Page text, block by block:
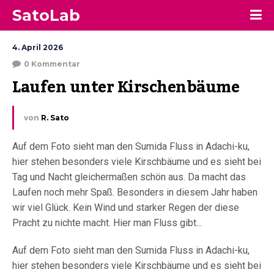
SatoLab
4. April 2026
0 Kommentar
Laufen unter Kirschenbäume
von R. Sato
Auf dem Foto sieht man den Sumida Fluss in Adachi-ku,
hier stehen besonders viele Kirschbäume und es sieht bei
Tag und Nacht gleichermaßen schön aus. Da macht das
Laufen noch mehr Spaß. Besonders in diesem Jahr haben
wir viel Glück. Kein Wind und starker Regen der diese
Pracht zu nichte macht. Hier man Fluss gibt...
Auf dem Foto sieht man den Sumida Fluss in Adachi-ku,
hier stehen besonders viele Kirschbäume und es sieht bei